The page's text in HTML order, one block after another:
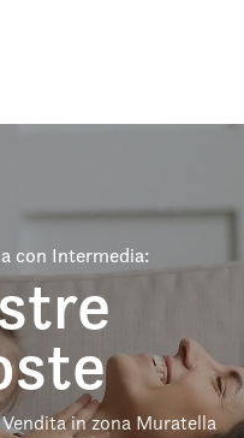
con Intermedia:
in zona Muratella